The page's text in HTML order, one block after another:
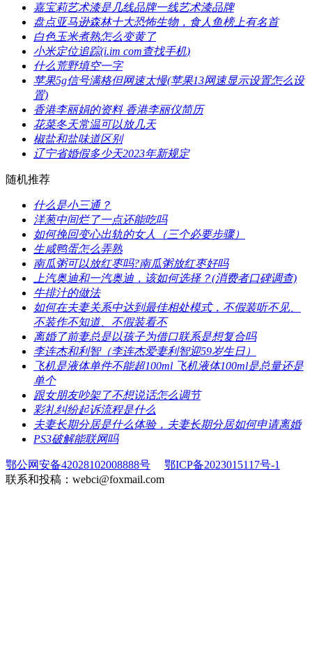
​嘉宝莉艺术漆是几线品牌一线艺术漆品牌
​盘点亚马逊森林十大恐怖生物，食人鱼榜上有名首
​白色玉米煮熟怎么变黄了
​小米定位追踪(i.im com查找手机)
​什么荒野填空一字
​苹果5g信号满格但网速太慢(苹果13网速显示设置怎么设
置)
​香港李丽娟的资料 香港李丽仪简历
​花菜冬天常温可以放几天
​椒盐和盐味道区别
​辽宁省婚假多少天2023年新规定
随机推荐
​什么是小三通？
​洋葱中间烂了一点还能吃吗
​如何挽回变心出轨的女人（三个必要步骤）
​生咸鸭蛋怎么弄熟
​南瓜粥可以放红枣吗?南瓜粥放红枣好吗
上汽奥迪和一汽奥迪，该如何选择？(消费者口碑调查)
​牛排汁的做法
​如何在夫妻关系中达到最佳相处模式，不假装听不见、
不装作不知道、不假装看不
​离婚了前妻总是以孩子为借口联系是想复合吗
​李连杰和利智（李连杰爱妻利智迎59岁生日）
​飞机是液体单件不能超100ml 飞机液体100ml是总量还是
单个
​跟女朋友吵架了不想说话怎么调节
​彩礼纠纷起诉流程是什么
​夫妻长期分居是什么体验，夫妻长期分居如何申请离婚
​PS3破解能联网吗
鄂公网安备42028102008888号
鄂ICP备2023015117号-1
联系和投稿：webci@foxmail.com